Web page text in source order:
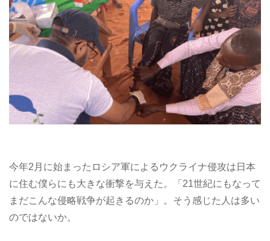
今年2月に始まったロシア軍によるウクライナ侵攻は日本
に住む僕らにも大きな衝撃を与えた。「21世紀にもなって
まだこんな侵略戦争が起きるのか」。そう感じた人は多い
のではないか。